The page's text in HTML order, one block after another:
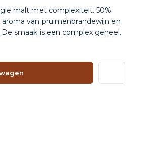
malt met complexiteit. 50%
van pruimenbrandewijn en
smaak is een complex geheel.